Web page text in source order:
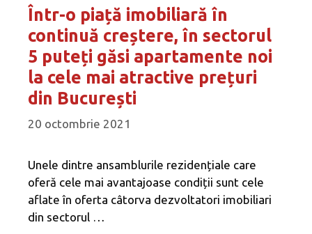
Într-o piață imobiliară în
continuă creștere, în sectorul
5 puteți găsi apartamente noi
la cele mai atractive prețuri
din București
20 octombrie 2021
Unele dintre ansamblurile rezidențiale care
oferă cele mai avantajoase condiții sunt cele
aflate în oferta câtorva dezvoltatori imobiliari
din sectorul …